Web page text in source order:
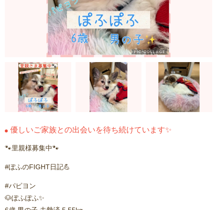
優しいご家族との出会いを待ち続けています✨
🐾里親様募集中🐾
#ぽふのFIGHT日記💪
#パピヨン
🐶ぽふぽふ✨️